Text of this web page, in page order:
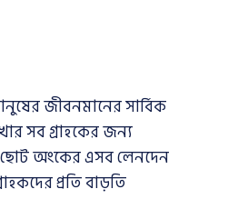
জীবনমানের সার্বিক
সব গ্রাহকের জন্য
ছোট অংকের এসব লেনদেন
প্রতি বাড়তি